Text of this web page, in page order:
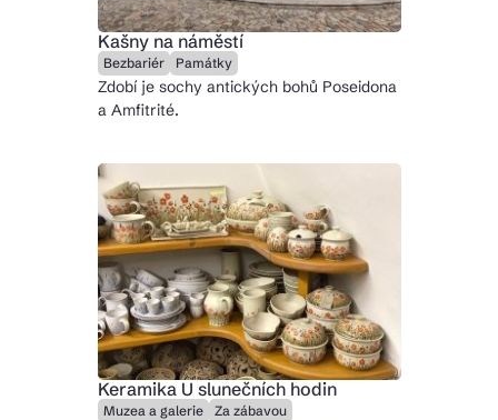
Kašny na náměstí
Bezbariér Památky
Zdobí je sochy antických bohů Poseidona
a Amfitrité.
Keramika U slunečních hodin
Muzea a galerie Za zábavou